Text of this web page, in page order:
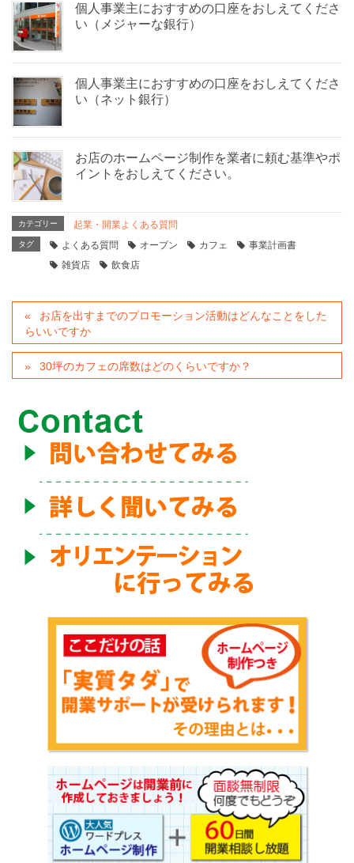
個人事業主におすすめの口座をおしえてくださ
い（メジャーな銀行）
個人事業主におすすめの口座をおしえてくださ
い（ネット銀行）
お店のホームページ制作を業者に頼む基準やポ
イントをおしえてください。
カテゴリー 起業・開業よくある質問
タグ よくある質問 オープン カフェ
事業計画書
雑貨店
飲食店
お店を出すまでのプロモーション活動はどんなことをした
らいいですか
30坪のカフェの席数はどのくらいですか？